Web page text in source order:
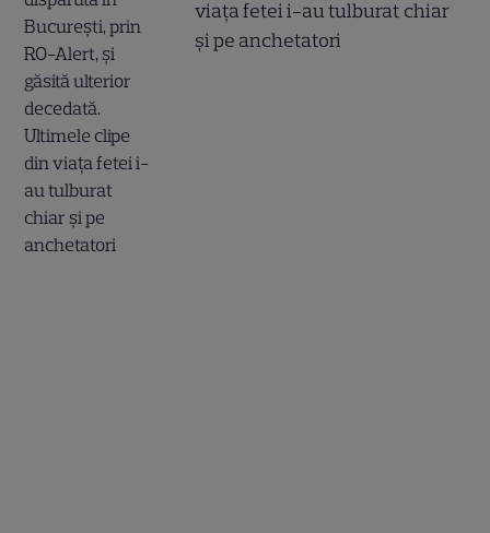
viața fetei i-au tulburat chiar
și pe anchetatori